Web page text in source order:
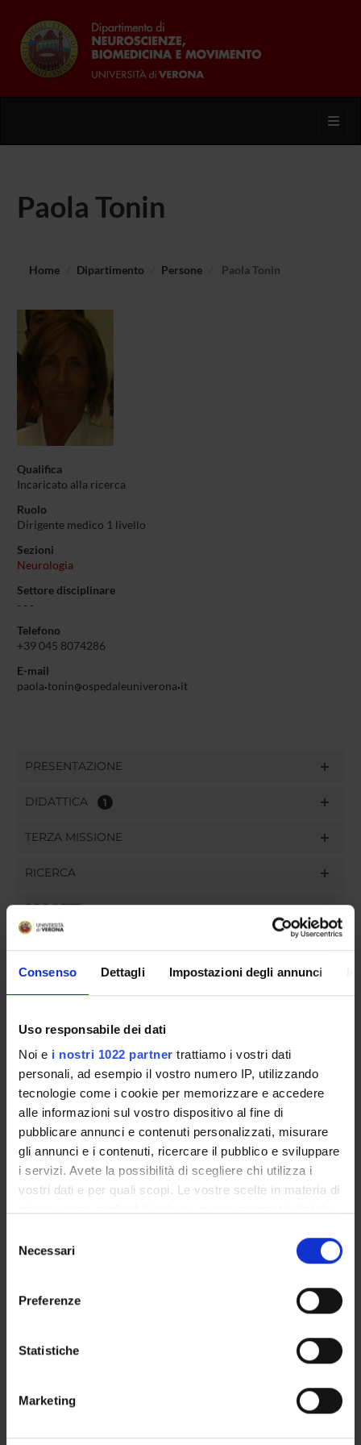
Consenso Dettagli Impostazioni degli annunci
Uso responsabile dei dati
Noi e i nostri 1022 partner trattiamo i vostri dati
personali, ad esempio il vostro numero IP, utilizzando
tecnologie come i cookie per memorizzare e accedere
alle informazioni sul vostro dispositivo al fine di
pubblicare annunci e contenuti personalizzati, misurare
gli annunci e i contenuti, ricercare il pubblico e sviluppare
i servizi. Avete la possibilità di scegliere chi utilizza i
vostri dati e per quali scopi. Le vostre scelte in materia di
modificare o revocare il proprio consenso in qualsiasi
momento dalla Dichiarazione sui cookie o facendo clic
raccogliere informazioni sulla tua posizione
geografica, con un'approssimazione di qualche
Identificare il tuo dispositivo, scansionandolo
delNecessari
Preferenze
Statistiche
Marketing
Paola Tonin
Home Dipartimento Persone Paola Tonin
Qualifica
Incaricato alla ricerca
Ruolo
Dirigente medico 1 livello
Sezioni
Neurologia
Settore disciplinare
- - -
Telefono
+39 045 8074286
E-mail
paola tonin ospedaleuniverona it
PRESENTAZIONE
DIDATTICA 1
TERZA MISSIONE
RICERCA
PROGETTI
INCARICHI
ORGANIZZAZIONE
GOVERNANCE
COMMISSIONI
UFFICI E STRUTTURE DI SERVIZIO
STRUTTURE DEL DIPARTIMENTO
LABORATORI
Contatti